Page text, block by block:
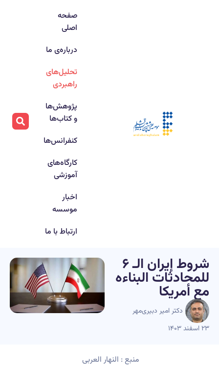
صفحه
اصلی
درباره‌ی ما
تحلیل‌های
راهبردی
پژوهش‌ها
و کتاب‌ها
کنفرانس‌ها
کارگاه‌های
آموزشی
اخبار
موسسه
ارتباط با ما
شروط إیران الـ ۶
للمحادثات البناءه
مع أمریکا
دکتر امیر دبیری‌مهر
۲۳ اسفند ۱۴۰۳
منبع : النهار العربی